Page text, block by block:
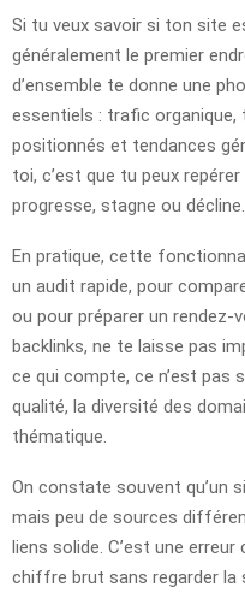
Si tu veux savoir si ton site
généralement le premier
d’ensemble te donne une
essentiels : trafic
positionnés et tendances
toi, c’est que tu peux
progresse, stagne ou décline.
En pratique, cette
un audit rapide, pour
ou pour préparer un rendez-
backlinks, ne te laisse pas
ce qui compte, ce n’est pas
qualité, la diversité des
thématique.
On constate souvent qu’un
mais peu de sources
liens solide. C’est une
chiffre brut sans regarder la